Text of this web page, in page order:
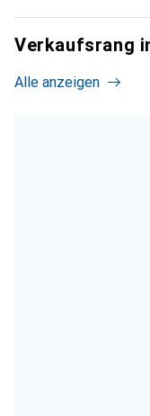
Verkaufsrang
Alle anzeigen